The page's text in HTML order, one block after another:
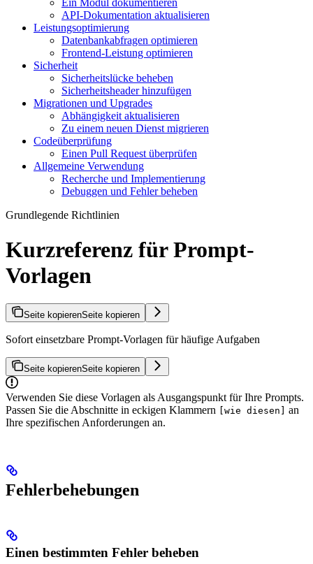
Ein Modul dokumentieren
API-Dokumentation aktualisieren
Leistungsoptimierung
Datenbankabfragen optimieren
Frontend-Leistung optimieren
Sicherheit
Sicherheitslücke beheben
Sicherheitsheader hinzufügen
Migrationen und Upgrades
Abhängigkeit aktualisieren
Zu einem neuen Dienst migrieren
Codeüberprüfung
Einen Pull Request überprüfen
Allgemeine Verwendung
Recherche und Implementierung
Debuggen und Fehler beheben
Grundlegende Richtlinien
Kurzreferenz für Prompt-
Vorlagen
Seite kopierenSeite kopieren
Sofort einsetzbare Prompt-Vorlagen für häufige Aufgaben
Seite kopierenSeite kopieren
Verwenden Sie diese Vorlagen als Ausgangspunkt für Ihre Prompts.
Passen Sie die Abschnitte in eckigen Klammern
[wie diesen]
an
Ihre spezifischen Anforderungen an.
Fehlerbehebungen
Einen bestimmten Fehler beheben